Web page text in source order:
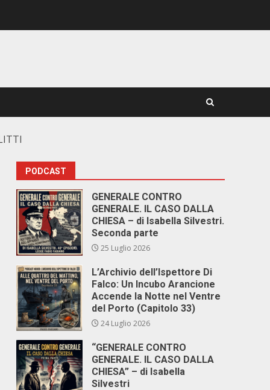
PODCAST
GENERALE CONTRO
GENERALE. IL CASO DALLA
CHIESA – di Isabella Silvestri.
Seconda parte
25 Luglio 2026
L’Archivio dell’Ispettore Di
Falco: Un Incubo Arancione
Accende la Notte nel Ventre
del Porto (Capitolo 33)
24 Luglio 2026
“GENERALE CONTRO
GENERALE. IL CASO DALLA
CHIESA” – di Isabella
Silvestri